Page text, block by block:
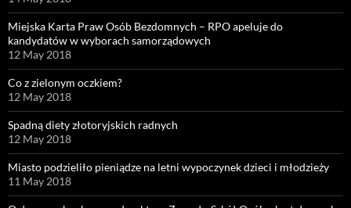
Miejska Karta Praw Osób Bezdomnych – RPO apeluje do
kandydatów w wyborach samorządowych
12 May 2018
Co z zielonym oczkiem?
12 May 2018
Spadną diety złotoryjskich radnych
12 May 2018
Miasto podzieliło pieniądze na letni wypoczynek dzieci i młodzieży
11 May 2018